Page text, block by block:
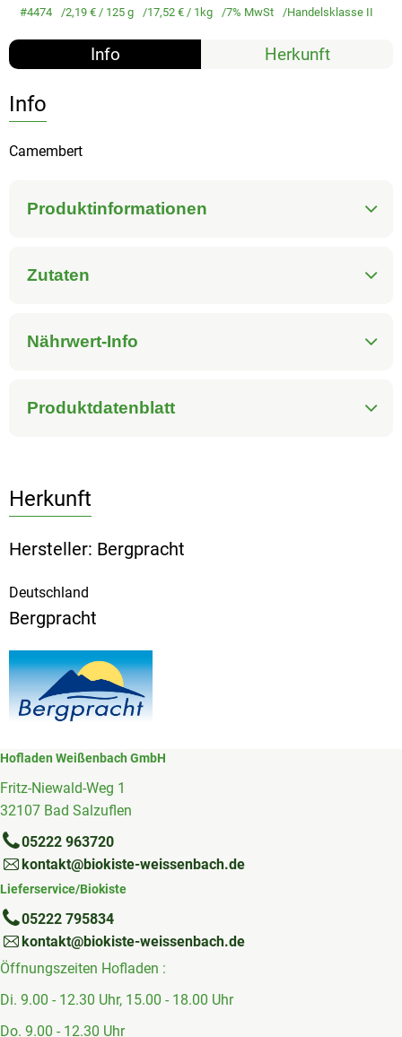
#4474 2,19 € / 125 g 17,52 € / 1kg 7% MwSt Handelsklasse II
Info Herkunft
Info
Camembert
Produktinformationen
Zutaten
Nährwert-Info
Produktdatenblatt
Herkunft
Hersteller: Bergpracht
Deutschland
Bergpracht
Hofladen Weißenbach GmbH
Fritz-Niewald-Weg 1
32107 Bad Salzuflen
05222 963720
kontakt@biokiste-weissenbach.de
Lieferservice/Biokiste
05222 795834
kontakt@biokiste-weissenbach.de
Öffnungszeiten Hofladen :
Di. 9.00 - 12.30 Uhr, 15.00 - 18.00 Uhr
Do. 9.00 - 12.30 Uhr